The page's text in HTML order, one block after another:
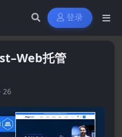
登录
托管
26